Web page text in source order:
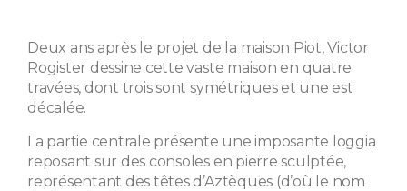
Deux ans après le projet de la maison Piot, Victor
Rogister dessine cette vaste maison en quatre
travées, dont trois sont symétriques et une est
décalée.
La partie centrale présente une imposante loggia
reposant sur des consoles en pierre sculptée,
représentant des têtes d’Aztèques (d’où le nom